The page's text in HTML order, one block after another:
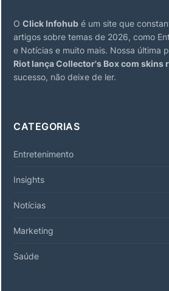
O Click Infohub é um site que
artigos sobre temas de 2026, como
e Notícias e muito mais. Nossa última
Riot lança Collector's Box com skins
sucesso, não deixe de ler.
CATEGORIAS
Entretenimento
Insights
Notícias
Marketing
Saúde